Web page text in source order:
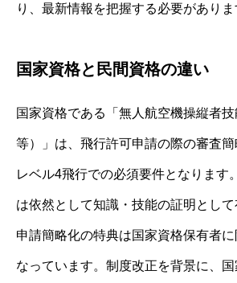
り、最新情報を把握する必要がありま
国家資格と民間資格の違い
国家資格である「無人航空機操縦者
等）」は、飛行許可申請の際の審査簡
レベル4飛行での必須要件となります
は依然として知識・技能の証明とし
申請簡略化の特典は国家資格保有者
なっています。制度改正を背景に、